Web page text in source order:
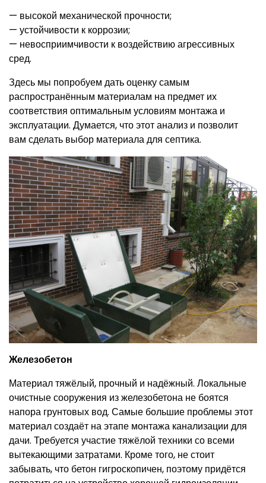
— высокой механической прочности;
— устойчивости к коррозии;
— невосприимчивости к воздействию агрессивных
сред.
Здесь мы попробуем дать оценку самым
распространённым материалам на предмет их
соответствия оптимальным условиям монтажа и
эксплуатации. Думается, что этот анализ и позволит
вам сделать выбор материала для септика.
Железобетон
Материал тяжёлый, прочный и надёжный. Локальные
очистные сооружения из железобетона не боятся
напора грунтовых вод. Самые большие проблемы этот
материал создаёт на этапе монтажа канализации для
дачи. Требуется участие тяжёлой техники со всеми
вытекающими затратами. Кроме того, не стоит
забывать, что бетон гигроскопичен, поэтому придётся